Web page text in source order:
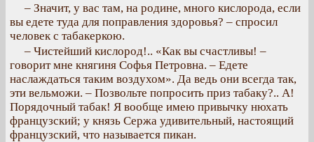
– Значит, у вас там, на родине, много кислорода, если
вы едете туда для поправления здоровья? – спросил
человек с табакеркою.
– Чистейший кислород!.. «Как вы счастливы! –
говорит мне княгиня Софья Петровна. – Едете
наслаждаться таким воздухом». Да ведь они всегда так,
эти вельможи. – Позвольте попросить приз табаку?.. А!
Порядочный табак! Я вообще имею привычку нюхать
французский; у князь Сержа удивительный, настоящий
французский, что называется пикан.